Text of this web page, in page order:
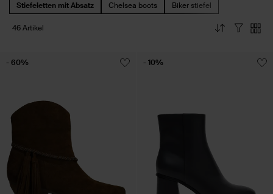
Stiefeletten mit Absatz Chelsea boots Biker stiefel
46 Artikel
- 60% - 10%